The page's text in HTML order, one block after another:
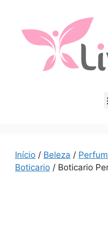
Início / Beleza /
Boticario / Boticario